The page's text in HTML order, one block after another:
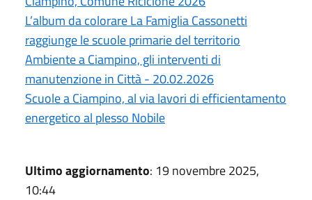
L’album da colorare La Famiglia Cassonetti
raggiunge le scuole primarie del territorio
Ambiente a Ciampino, gli interventi di
manutenzione in Città - 20.02.2026
Scuole a Ciampino, al via lavori di efficientamento
energetico al plesso Nobile
Ultimo aggiornamento: 19 novembre 2025,
10:44